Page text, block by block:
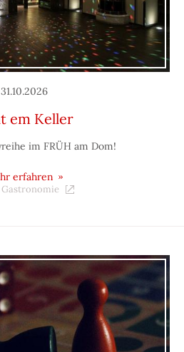
31.10.2026
em Keller
im FRÜH am Dom!
erfahren
Gastronomie